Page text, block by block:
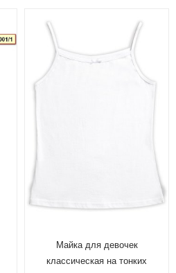
Майка для девочек
классическая на тонких